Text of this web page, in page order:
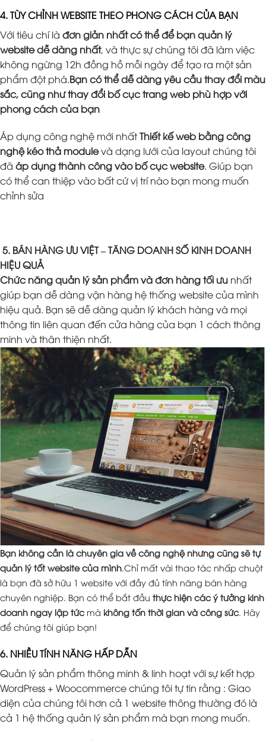
4. TÙY CHỈNH WEBSITE THEO PHONG CÁCH CỦA BẠN
Với tiêu chí là đơn giản nhất có thể để bạn quản lý
website dễ dàng nhất, và thực sự chúng tôi đã làm việc
không ngừng 12h đồng hồ mỗi ngày để tạo ra một sản
phẩm đột phá.Bạn có thể dễ dàng yêu cầu thay đổi màu
sắc, cũng như thay đổi bố cục trang web phù hợp với
phong cách của bạn
Áp dụng công nghệ mới nhấtThiết kế web bằng công
nghệ kéo thả modulevà dạng lưới của layout chúng tôi
đã áp dụng thành công vào bố cục website. Giúp bạn
có thể can thiệp vào bất cứ vị trí nào bạn mong muốn
chỉnh sửa
5. BÁN HÀNG ƯU VIỆT – TĂNG DOANH SỐ KINH DOANH
HIỆU QUẢ
Chức năng quản lý sản phẩm và đơn hàng tối ưu nhất
giúp bạn dễ dàng vận hàng hệ thống website của mình
hiệu quả. Bạn sẽ dễ dàng quản lý khách hàng và mọi
thông tin liên quan đến cửa hàng của bạn 1 cách thông
minh và thân thiện nhất.
Bạn không cần là chuyên gia về công nghệ nhưng cũng sẽ tự
quản lý tốt website của mình .Chỉ mất vài thao tác nhấp chuột
là bạn đã sở hữu 1 website với đầy đủ tính năng bán hàng
chuyên nghiệp. Bạn có thể bắt đầu thực hiện các ý tưởng kinh
doanh ngay lập tứcmà không tốn thời gian và công sức. Hãy
để chúng tôi giúp bạn!
6. NHIỀU TÍNH NĂNG HẤP DẪN
Quản lý sản phẩm thông minh & linh hoạt với sự kết hợp
WordPress + Woocommerce chúng tôi tự tin rằng : Giao
diện của chúng tôi hơn cả 1 website thông thường đó là
cả 1 hệ thống quản lý sản phẩm mà bạn mong muốn.